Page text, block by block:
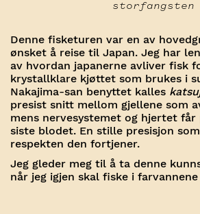
storfangsten
Denne fisketuren var en av
ønsket å reise til Japan. Jeg har
av hvordan japanerne avliver fisk
krystallklare kjøttet som brukes i
Nakajima-san benyttet kalles
presist snitt mellom gjellene som
mens nervesystemet og hjertet
siste blodet. En stille presisjon
respekten den fortjener.
Jeg gleder meg til å ta denne
når jeg igjen skal fiske i